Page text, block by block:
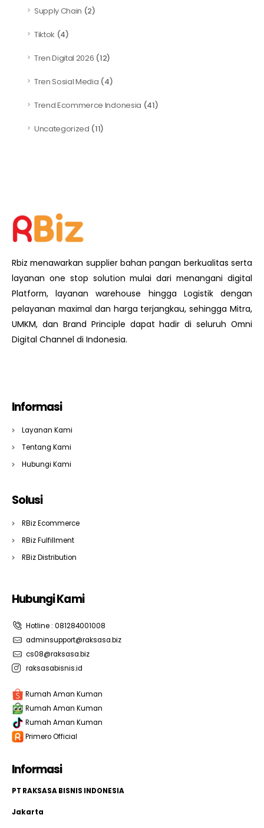
Supply Chain (2)
Tiktok (4)
Tren Digital 2026 (12)
Tren Sosial Media (4)
Trend Ecommerce Indonesia (41)
Uncategorized (11)
Rbiz menawarkan supplier bahan pangan berkualitas serta
layanan one stop solution mulai dari menangani digital
Platform, layanan warehouse hingga Logistik dengan
pelayanan maximal dan harga terjangkau, sehingga Mitra,
UMKM, dan Brand Principle dapat hadir di seluruh Omni
Digital Channel di Indonesia.
Informasi
Layanan Kami
Tentang Kami
Hubungi Kami
Solusi
RBiz Ecommerce
RBiz Fulfillment
RBiz Distribution
Hubungi Kami
Hotline : 081284001008
adminsupport@raksasa.biz
cs08@raksasa.biz
raksasabisnis.id
Rumah Aman Kuman
Rumah Aman Kuman
Rumah Aman Kuman
Primero Official
Informasi
PT RAKSASA BISNIS INDONESIA
Jakarta